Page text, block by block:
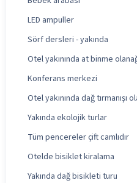
LED ampuller
Sörf dersleri - yakında
Otel yakınında at binme
Konferans merkezi
Otel yakınında dağ tırmanışı
Yakında ekolojik turlar
Tüm pencereler çift camlıdır
Otelde bisiklet kiralama
Yakında dağ bisikleti turu